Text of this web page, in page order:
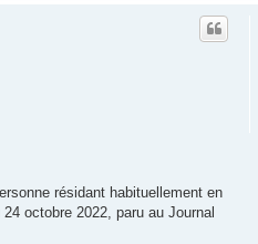
résidant habituellement en
octobre 2022, paru au Journal